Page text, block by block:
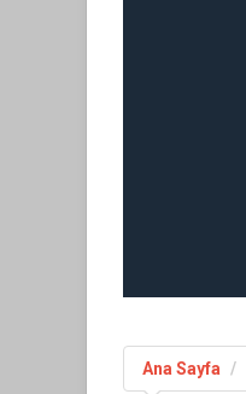
Ana Sayfa